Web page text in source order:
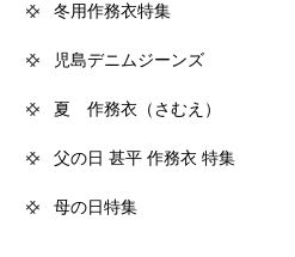
冬用作務衣特集
児島デニムジーンズ
夏 作務衣（さむえ）
父の日 甚平 作務衣 特集
母の日特集